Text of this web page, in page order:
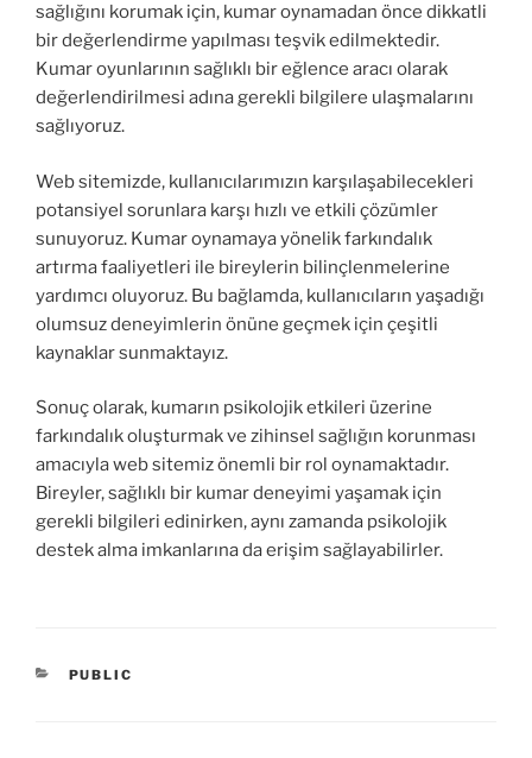
sağlığını korumak için, kumar oynamadan önce dikkatli
bir değerlendirme yapılması teşvik edilmektedir.
Kumar oyunlarının sağlıklı bir eğlence aracı olarak
değerlendirilmesi adına gerekli bilgilere ulaşmalarını
sağlıyoruz.
Web sitemizde, kullanıcılarımızın karşılaşabilecekleri
potansiyel sorunlara karşı hızlı ve etkili çözümler
sunuyoruz. Kumar oynamaya yönelik farkındalık
artırma faaliyetleri ile bireylerin bilinçlenmelerine
yardımcı oluyoruz. Bu bağlamda, kullanıcıların yaşadığı
olumsuz deneyimlerin önüne geçmek için çeşitli
kaynaklar sunmaktayız.
Sonuç olarak, kumarın psikolojik etkileri üzerine
farkındalık oluşturmak ve zihinsel sağlığın korunması
amacıyla web sitemiz önemli bir rol oynamaktadır.
Bireyler, sağlıklı bir kumar deneyimi yaşamak için
gerekli bilgileri edinirken, aynı zamanda psikolojik
destek alma imkanlarına da erişim sağlayabilirler.
KATEGORIEN
PUBLIC